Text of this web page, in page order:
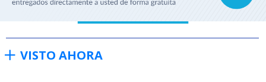
VISTO AHORA